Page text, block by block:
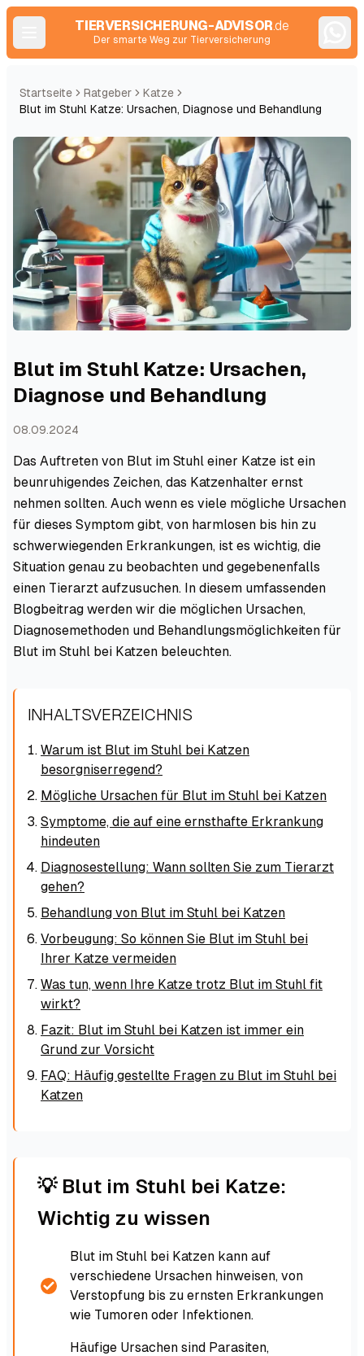
TIERVERSICHERUNG-ADVISOR.de
Der smarte Weg zur Tierversicherung
Startseite Ratgeber
Katze
Blut im Stuhl Katze: Ursachen, Diagnose und Behandlung
Blut im Stuhl Katze: Ursachen,
Diagnose und Behandlung
08.09.2024
Das Auftreten von Blut im Stuhl einer Katze ist ein
beunruhigendes Zeichen, das Katzenhalter ernst
nehmen sollten. Auch wenn es viele mögliche Ursachen
für dieses Symptom gibt, von harmlosen bis hin zu
schwerwiegenden Erkrankungen, ist es wichtig, die
Situation genau zu beobachten und gegebenenfalls
einen Tierarzt aufzusuchen. In diesem umfassenden
Blogbeitrag werden wir die möglichen Ursachen,
Diagnosemethoden und Behandlungsmöglichkeiten für
Blut im Stuhl bei Katzen beleuchten.
INHALTSVERZEICHNIS
Warum ist Blut im Stuhl bei Katzen
besorgniserregend?
Mögliche Ursachen für Blut im Stuhl bei Katzen
Symptome, die auf eine ernsthafte Erkrankung
hindeuten
Diagnosestellung: Wann sollten Sie zum Tierarzt
gehen?
Behandlung von Blut im Stuhl bei Katzen
Vorbeugung: So können Sie Blut im Stuhl bei
Ihrer Katze vermeiden
Was tun, wenn Ihre Katze trotz Blut im Stuhl fit
wirkt?
Fazit: Blut im Stuhl bei Katzen ist immer ein
Grund zur Vorsicht
FAQ: Häufig gestellte Fragen zu Blut im Stuhl bei
Katzen
💡 Blut im Stuhl bei Katze:
Wichtig zu wissen
Blut im Stuhl bei Katzen kann auf
verschiedene Ursachen hinweisen, von
Verstopfung bis zu ernsten Erkrankungen
wie Tumoren oder Infektionen.
Häufige Ursachen sind Parasiten,